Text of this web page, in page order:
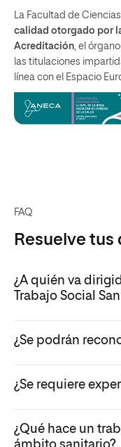
La Facultad de
calidad otorgado por
Acreditación, el
las titulaciones
línea con el Espacio
FAQ
Resuelve tus
¿A quién va
Trabajo Social
¿Se podrán
¿Se requiere
¿Qué hace un